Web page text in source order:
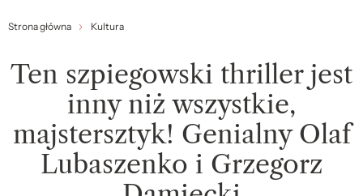
Strona główna Kultura
Ten szpiegowski thriller jest
inny niż wszystkie,
majstersztyk! Genialny Olaf
Lubaszenko i Grzegorz